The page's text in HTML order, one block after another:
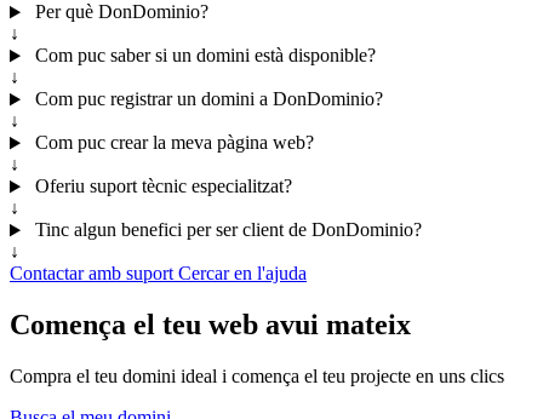
Per què DonDominio?
↓
Com puc saber si un domini està disponible?
↓
Com puc registrar un domini a DonDominio?
↓
Com puc crear la meva pàgina web?
↓
Oferiu suport tècnic especialitzat?
↓
Tinc algun benefici per ser client de DonDominio?
↓
Contactar amb suportCercar en l'ajuda
Comença el teu web avui mateix
Compra el teu domini ideal i comença el teu projecte en uns clics